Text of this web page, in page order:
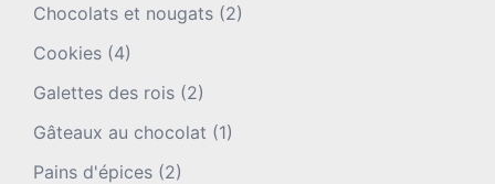
Chocolats et nougats (2)
Cookies (4)
Galettes des rois (2)
Gâteaux au chocolat (1)
Pains d'épices (2)